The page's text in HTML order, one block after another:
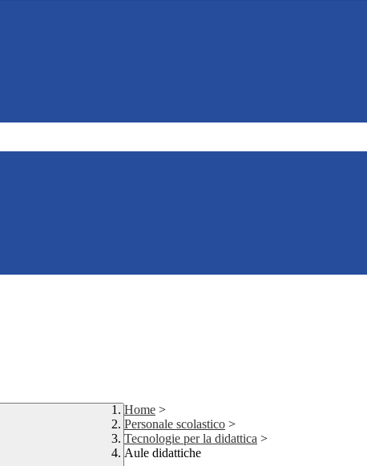
Home >
Personale scolastico >
Tecnologie per la didattica >
Aule didattiche